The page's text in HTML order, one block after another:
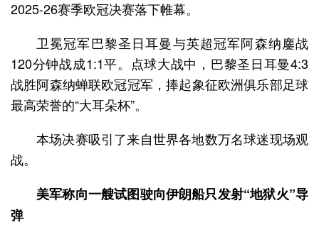
2025-26赛季欧冠决赛落下帷幕。
卫冕冠军巴黎圣日耳曼与英超冠军阿森纳鏖战
120分钟战成1:1平。点球大战中，巴黎圣日耳曼4:3
战胜阿森纳蝉联欧冠冠军，捧起象征欧洲俱乐部足球
最高荣誉的“大耳朵杯”。
本场决赛吸引了来自世界各地数万名球迷现场观
战。
美军称向一艘试图驶向伊朗船只发射“地狱火”导
弹